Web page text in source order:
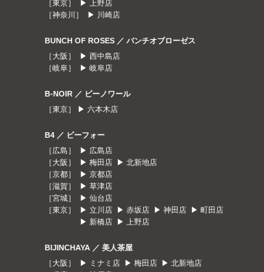
［東京］ ▶
上野店
［神奈川］ ▶
川崎店
BUNCH OF ROSES ／ バンチオブローゼス
［大阪］ ▶ 西中島店
［岐阜］ ▶ 岐阜店
B-NOIR ／ ビーノワール
［東京］ ▶ 六本木店
B4 ／ ビーフォー
［広島］ ▶ 広島店
［大阪］ ▶ 梅田店 ▶ 北新地店
［京都］ ▶ 京都店
［滋賀］ ▶ 草津店
［宮城］ ▶ 仙台店
［東京］ ▶ 立川店 ▶ 赤坂店 ▶ 神田店 ▶ 町田店
▶ 新橋店 ▶ 上野店
BIJINCHAYA ／ 美人茶屋
［大阪］ ▶
ミナミ店 ▶ 梅田店 ▶ 北新地店